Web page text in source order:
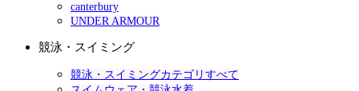
canterbury
UNDER ARMOUR
競泳・スイミング
競泳・スイミングカテゴリすべて